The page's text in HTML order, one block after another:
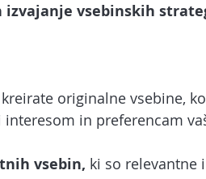
izvajanje vsebinskih
originalne vsebine,
in preferencam
vsebin, ki so relevantne